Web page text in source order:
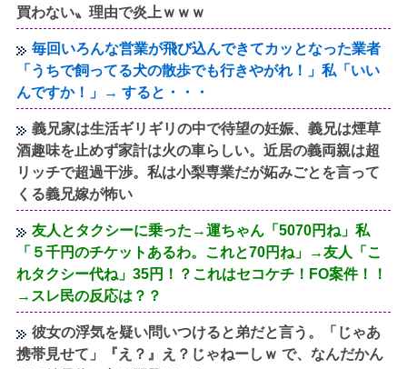
買わない〟理由で炎上ｗｗｗ
毎回いろんな営業が飛び込んできてカッとなった業者
「うちで飼ってる犬の散歩でも行きやがれ！」私「いい
んですか！」→ すると・・・
義兄家は生活ギリギリの中で待望の妊娠、義兄は煙草
酒趣味を止めず家計は火の車らしい。近居の義両親は超
リッチで超過干渉。私は小梨専業だが妬みごとを言って
くる義兄嫁が怖い
友人とタクシーに乗った→運ちゃん「5070円ね」私
「５千円のチケットあるわ。これと70円ね」→友人「こ
れタクシー代ね」35円！？これはセコケチ！FO案件！！
→スレ民の反応は？？
彼女の浮気を疑い問いつけると弟だと言う。「じゃあ
携帯見せて」『え？』え？じゃねーしｗ で、なんだかん